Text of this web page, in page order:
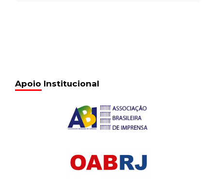
Apoio Institucional